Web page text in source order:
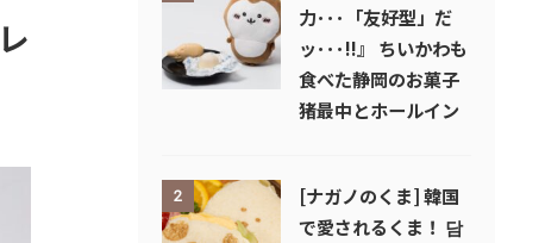
力･･･「友好型」だ
ッ･･･!!』 ちいかわも
食べた静岡のお菓子
猪最中とホールイン
2
[ナガノのくま] 韓国
で愛されるくま！ 담